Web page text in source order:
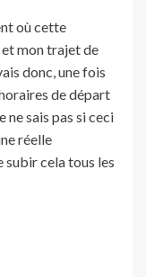
où cette
mon trajet de
donc, une fois
de départ
ne sais pas si ceci
réelle
subir cela tous les